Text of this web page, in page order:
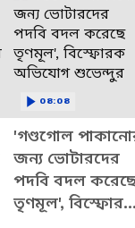
'গণ্ডগোল
জন্য ভোটারদের
পদবি বদল
তৃণমূল',
08:08